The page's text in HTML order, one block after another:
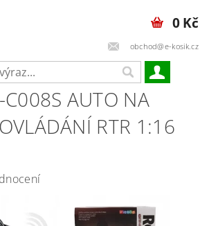
obchod@e-kosik.cz
0 Kč
C008S AUTO NA
RTR 1:16